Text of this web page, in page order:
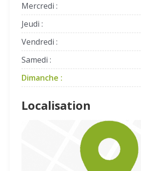
Mercredi :
Jeudi :
Vendredi :
Samedi :
Dimanche :
Localisation